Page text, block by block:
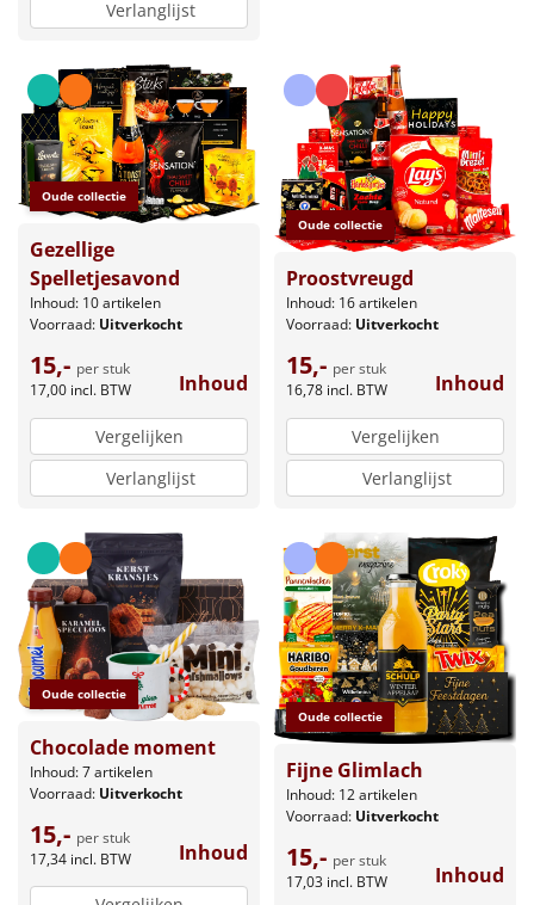
Verlanglijst
Oude collectie
Gezellige
Spelletjesavond
Inhoud: 10 artikelen
Voorraad: Uitverkocht
15,- per stuk
17,00 incl. BTW Inhoud
Vergelijken
Verlanglijst
Oude collectie
Proostvreugd
Inhoud: 16 artikelen
Voorraad: Uitverkocht
15,- per stuk
16,78 incl. BTW Inhoud
Vergelijken
Verlanglijst
Oude collectie
Chocolade moment
Inhoud: 7 artikelen
Voorraad: Uitverkocht
15,- per stuk
17,34 incl. BTW Inhoud
Oude collectie
Fijne Glimlach
Inhoud: 12 artikelen
Voorraad: Uitverkocht
15,- per stuk
17,03 incl. BTW Inhoud